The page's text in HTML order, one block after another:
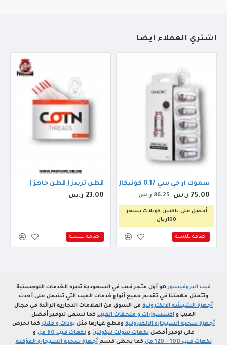
أشتري العملاء أيضاً
سموك ار جي سي 0.17 كونيكال ميش كويل
75.00 ر.س 86.25 ر.س
أحصل على باكتين كويلات بسعر
100ريال
اضافة للسلة
قطن ثريدز ( قطن جاهز )
23.00 ر.س
اضافة للسلة
فيب البروفيسورهو أول متجر فيب في السعودية تديره الخدمات اللوجستية
وتتمثل مهمتنا في تقديم جميع أنواع خدمات الفيب التي تشمل على أحدث
أجهزة الشيشة الالكترونية في السوق من العلامات التجارية الرائدة في مجال
الفيب و اكسسوارات و ملحقات الفيب كما نسعى لتوفير أفضل
أجهزة سحبة السيجارة الالكترونية وقطع غيارها مثل بودات و فلاتركما نحرص
على توفير أفضلنكهات سولت نيكوتين ونكهات فيب 60 مل
و
نكهات فيب 100 - 120 مل
كما يحظى قسمأجهزة سحبة السيجارة المؤقتة